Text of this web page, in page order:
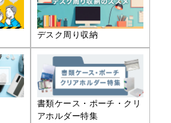
デスク周り収納
書類ケース・ポーチ・クリ
アホルダー特集